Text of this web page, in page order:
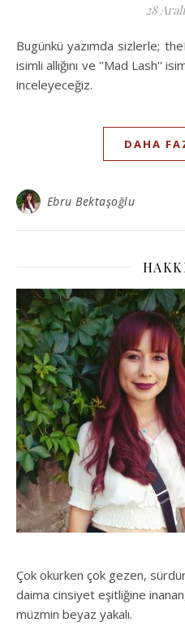
28
Bugünkü yazımda sizlerle; theBalm markasının ''Hot Mama''
isimli allığını ve ''Mad Lash''
inceleyeceğiz.
DAHA
Ebru Bektaşoğlu
Çok okurken çok gezen,
daima cinsiyet eşitliğine
müzmin beyaz yakalı.